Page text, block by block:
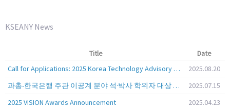
KSEANY News
Title
Date
Call for Applications: 2025 Korea Technology Advisory Group (K-TAG)
2025.08.20
과총-한국은행 주관 이공계 분야 석·박사 학위자 대상 서베이
2025.07.15
2025 VISION Awards Announcement
2025.04.23